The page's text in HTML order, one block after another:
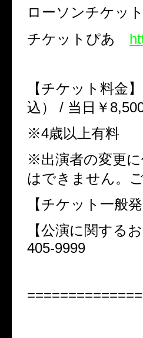
ローソンチケッ
チケットぴあ
【チケット料金
込）
/ 当日￥
※4歳以上有料
※出演者の変更
はできません。
【チケット一般
【公演に関する
405-9999